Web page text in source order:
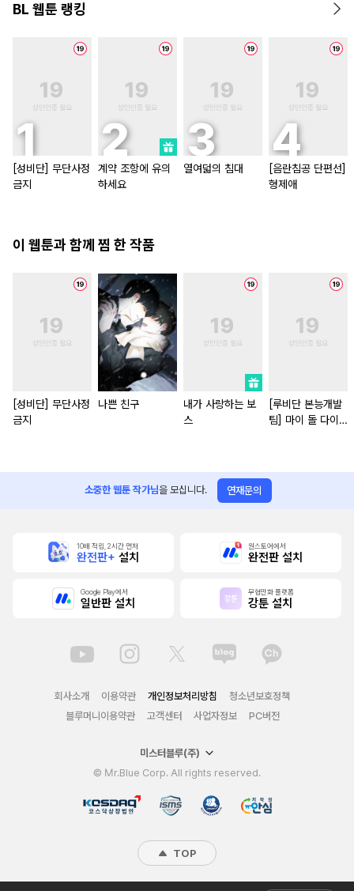
BL 웹툰 랭킹
[성비단] 무단사정
금지
계약 조항에 유의
하세요
열여덟의 침대
[음란침공 단편선]
형제애
이 웹툰과 함께 찜 한 작품
[성비단] 무단사정
금지
나쁜 친구
내가 사랑하는 보
스
[루비단 본능개발
팀] 마이 돌 다이
소중한 웹툰 작가님을 모십니다. 연재문의
10배 적립, 2시간 먼저
완전판+ 설치
원스토어에서
완전판 설치
Google Play에서
일반판 설치
무협만화 플랫폼
강툰 설치
회사소개 이용약관 개인정보처리방침
청소년보호정책
블루머니이용약관
고객센터 사업자정보 PC버전
미스터블루(주)
© Mr.Blue Corp. All rights reserved.
TOP